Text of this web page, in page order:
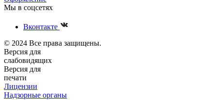
Мы в соцсетях
Вконтакте
© 2024 Все права защищены.
Версия для
слабовидящих
Версия для
печати
Лицензии
Надзорные органы